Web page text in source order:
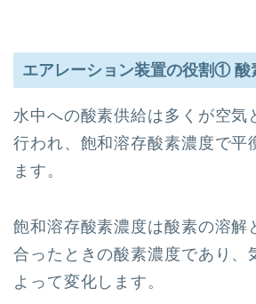
エアレーション装置の役割① 酸
水中への酸素供給は多くが空気
行われ、飽和溶存酸素濃度で平
ます。
飽和溶存酸素濃度は酸素の溶解
合ったときの酸素濃度であり、
よって変化します。